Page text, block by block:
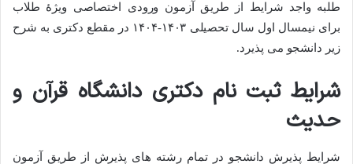
طلبه واجد شرایط از طریق آزمون ورودی اختصاصی ویژۀ طلاب
برای نیمسال اول سال تحصیلی ۱۴۰۳-۱۴۰۴ در مقطع دکتری به شرح
زیر دانشجو می پذیرد.
شرایط ثبت نام دکتری دانشگاه قرآن و
حدیث
شرایط پذیرش دانشجو در تمام رشته های پذیرش از طریق آزمون